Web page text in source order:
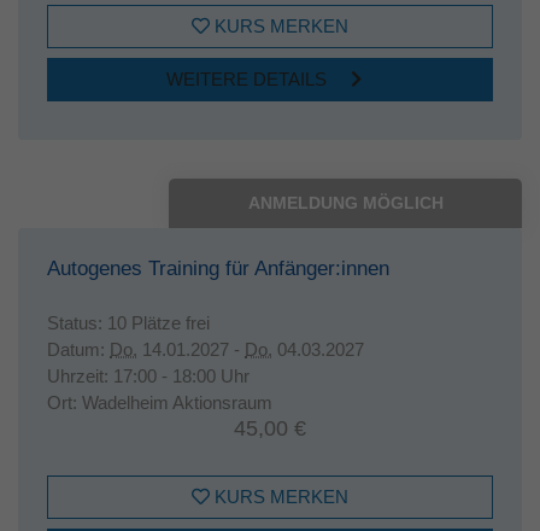
KURS MERKEN
WEITERE DETAILS
ANMELDUNG MÖGLICH
Autogenes Training für Anfänger:innen
Status: 10 Plätze frei
Datum: Do. 14.01.2027 - Do. 04.03.2027
Uhrzeit: 17:00 - 18:00 Uhr
Ort: Wadelheim Aktionsraum
45,00 €
KURS MERKEN